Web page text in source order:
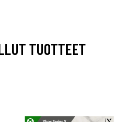
TUOTTEET